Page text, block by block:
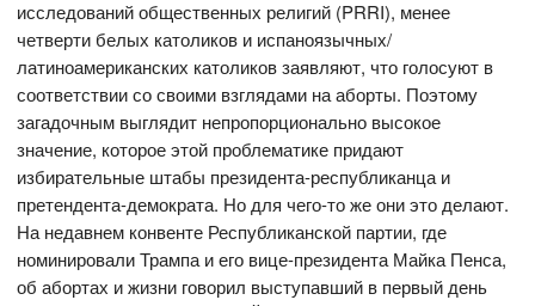
исследований общественных религий (PRRI), менее
четверти белых католиков и испаноязычных/
латиноамериканских католиков заявляют, что голосуют в
соответствии со своими взглядами на аборты. Поэтому
загадочным выглядит непропорционально высокое
значение, которое этой проблематике придают
избирательные штабы президента-республиканца и
претендента-демократа. Но для чего-то же они это делают.
На недавнем конвенте Республиканской партии, где
номинировали Трампа и его вице-президента Майка Пенса,
об абортах и жизни говорил выступавший в первый день